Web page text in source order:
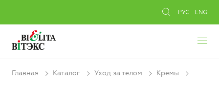
РУС ENG
Главная Каталог Уход за телом Кремы